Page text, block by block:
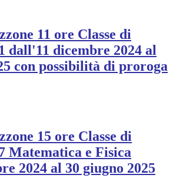
11 ore Classe di
dall'11 dicembre 2024 al
con possibilità di proroga
15 ore Classe di
Matematica e Fisica
2024 al 30 giugno 2025